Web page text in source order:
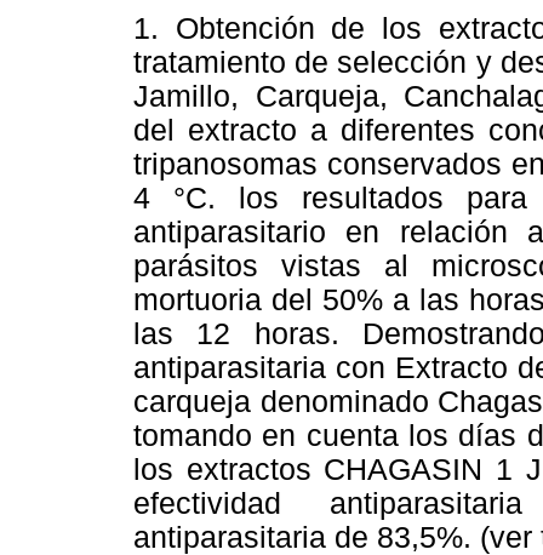
1. Obtención de los
tratamiento de selección y
Jamillo, Carqueja,
del extracto a diferentes
tripanosomas conservados
4 °C. los resultados para
antiparasitario en relación
parásitos vistas al
mortuoria del 50% a las
las 12 horas.
antiparasitaria con Extracto
carqueja denominado
tomando en cuenta los días
los extractos CHAGASIN 1
efectividad
antiparasitaria de 83,5%.